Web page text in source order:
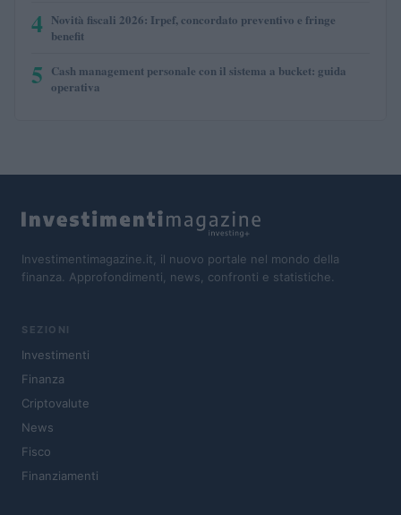
4 Novità fiscali 2026: Irpef, concordato preventivo e fringe
benefit
5 Cash management personale con il sistema a bucket: guida
operativa
Investimentimagazine.it, il nuovo portale nel mondo della
finanza. Approfondimenti, news, confronti e statistiche.
SEZIONI
Investimenti
Finanza
Criptovalute
News
Fisco
Finanziamenti